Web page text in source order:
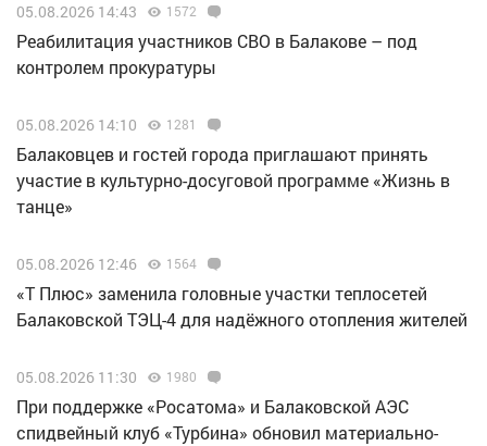
05.08.2026 14:43 1572
Реабилитация участников СВО в Балакове – под
контролем прокуратуры
05.08.2026 14:10 1281
Балаковцев и гостей города приглашают принять
участие в культурно-досуговой программе «Жизнь в
танце»
05.08.2026 12:46 1564
«Т Плюс» заменила головные участки теплосетей
Балаковской ТЭЦ-4 для надёжного отопления жителей
05.08.2026 11:30 1980
При поддержке «Росатома» и Балаковской АЭС
спидвейный клуб «Турбина» обновил материально-